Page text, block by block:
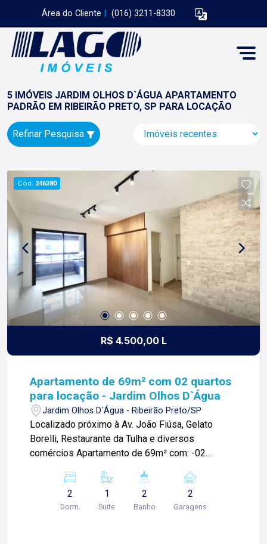
Área do Cliente (016) 3211-8330
5 IMÓVEIS JARDIM OLHOS D`ÁGUA APARTAMENTO
PADRÃO EM RIBEIRÃO PRETO, SP PARA LOCAÇÃO
Refinar Pesquisa
Cód. 246380
R$ 4.500,00 L
Apartamento de 69m² com 02 quartos
para locação - Jardim Olhos D`Água
Jardim Olhos D`Água - Ribeirão Preto/SP
Localizado próximo à Av. João Fiúsa, Gelato
Borelli, Restaurante da Tulha e diversos
comércios Apartamento de 69m² com: -02
Banheiro social com box blindex; -Cozinha
planejada; -Área de serviços; -02 vaga de
garagem. Para mais informações e agendar
2
Dorm.
1
Suite
2
Banho
2
Garagens